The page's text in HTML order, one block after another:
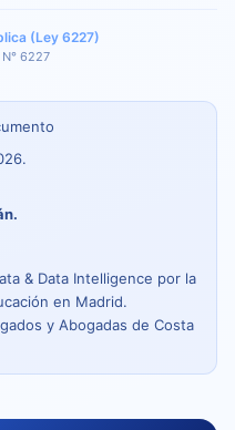
(Ley 6227)
6227
& Data Intelligence por la
en Madrid.
y Abogadas de Costa